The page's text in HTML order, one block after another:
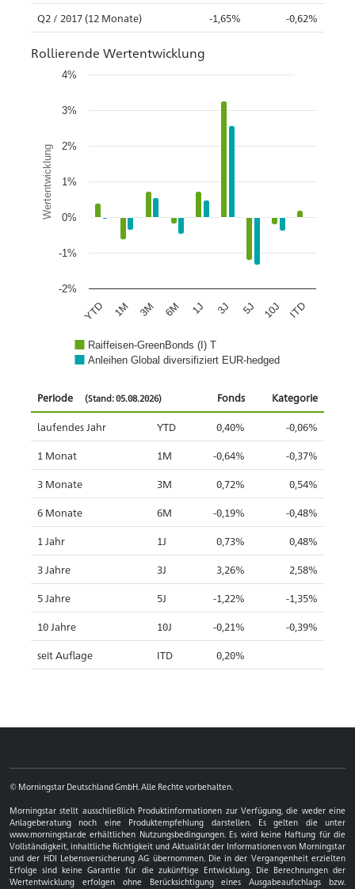
Q2 / 2017 (12 Monate) -1,65% -0,62%
Rollierende Wertentwicklung
Wertentwicklung
Raiffeisen-GreenBonds (I) T
Anleihen Global diversifiziert EUR-hedged
YTD 1M 3M 6M 1J 3J 5J 10J ITD
-2%
-1%
0%
1%
2%
3%
4%
Periode (Stand: 05.08.2026) Fonds Kategorie
laufendes Jahr YTD 0,40% -0,06%
1 Monat 1M -0,64% -0,37%
3 Monate 3M 0,72% 0,54%
6 Monate 6M -0,19% -0,48%
1 Jahr 1J 0,73% 0,48%
3 Jahre 3J 3,26% 2,58%
5 Jahre 5J -1,22% -1,35%
10 Jahre 10J -0,21% -0,39%
seit Auflage ITD 0,20%
© Morningstar Deutschland GmbH. Alle Rechte vorbehalten.
Morningstar stellt ausschließlich Produktinformationen zur Verfügung, die weder eine
Anlageberatung noch eine Produktempfehlung darstellen. Es gelten die unter
www.morningstar.de erhältlichen Nutzungsbedingungen. Es wird keine Haftung für die
Vollständigkeit, inhaltliche Richtigkeit und Aktualität der Informationen von Morningstar
und der HDI Lebensversicherung AG übernommen. Die in der Vergangenheit erzielten
Erfolge sind keine Garantie für die zukünftige Entwicklung. Die Berechnungen der
Wertentwicklung erfolgen ohne Berücksichtigung eines Ausgabeaufschlags bzw.